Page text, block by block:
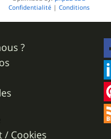
Confidentialité | Conditions
?
/ Cookies